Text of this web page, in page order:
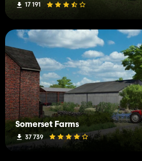
17 191
Somerset Farms
37 739